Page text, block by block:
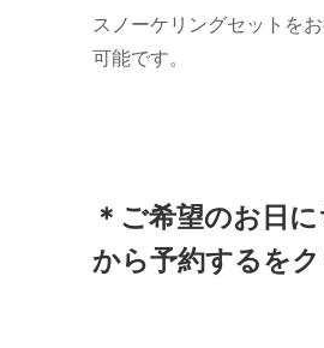
スノーケリングセットを
可能です。
＊ご希望のお日
から予約するを